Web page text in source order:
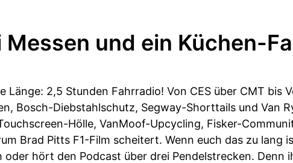
Messen und ein Küchen-
Länge: 2,5 Stunden Fahrradio! Von CES über CMT bis
Bosch-Diebstahlschutz, Segway-Shorttails und Van
Hölle, VanMoof-Upcycling, Fisker-
Brad Pitts F1-Film scheitert. Wenn euch das zu lang
oder hört den Podcast über drei Pendelstrecken. Denn